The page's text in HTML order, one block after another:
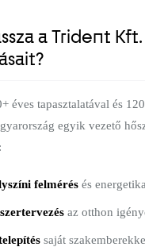
a Trident Kft.
éves tapasztalatával és
egyik vezető
felmérés és
az otthon
saját